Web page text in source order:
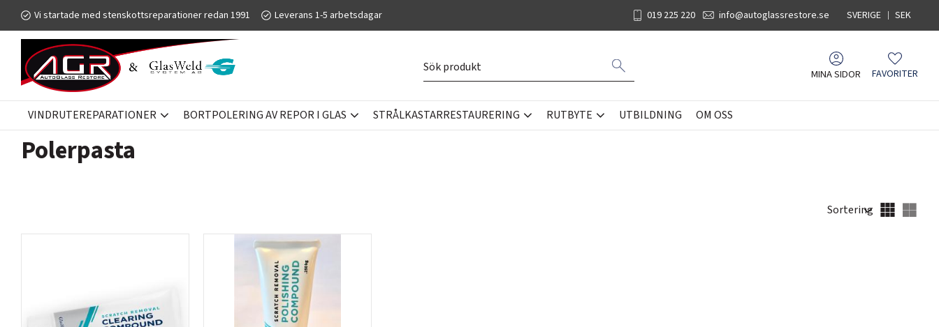
Vi startade med stenskottsreparationer redan 1991 Leverans 1-5 arbetsdagar 019 225 220 info@autoglassrestore.se SVERIGE SEK
MINA SIDOR Favoriter
FAVORITER
VINDRUTEREPARATIONER BORTPOLERING AV REPOR I GLAS STRÅLKASTARRESTAURERING RUTBYTE UTBILDNING OM OSS
BORTPOLERING AV REPOR I GLAS GLASWELD GFORCE POLERPASTA
Polerpasta
Välj sortering